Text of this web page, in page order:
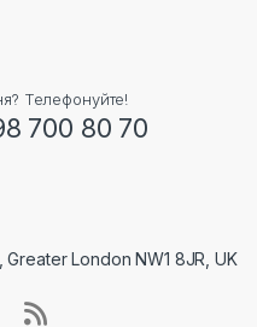
Телефонуйте!
700 80 70
London NW1 8JR, UK